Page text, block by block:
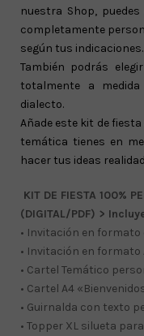
nuestra Shop,
completamente
según tus indicaciones.
También podrás
totalmente a
dialecto.
Añade este kit de
temática tienes en
hacer tus ideas
KIT DE FIESTA 100%
(DIGITAL/PDF) >
• Invitación en
• Invitación en
• Cartel Temático
• Cartel A4
• Guirnalda con texto
• Topper XL silueta